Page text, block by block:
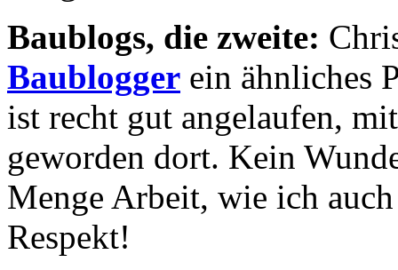
Baublogs, die zweite:
Baublogger ein ähnliches
ist recht gut angelaufen,
geworden dort. Kein
Menge Arbeit, wie ich
Respekt!